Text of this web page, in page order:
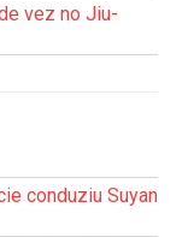
vez no Jiu-
conduziu Suyan